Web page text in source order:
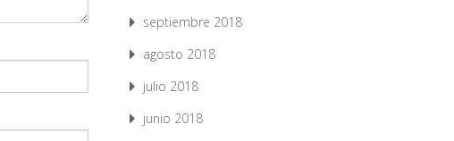
septiembre 2018
agosto 2018
julio 2018
junio 2018